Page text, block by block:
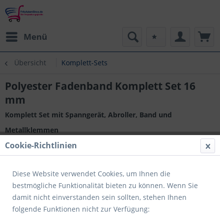
Menü
Übersicht Komplett-Sets
Polyester Fadenband Komplett Set 16
mm
Komplett Set mit Spanngerät, Abroller, Band und
Metallklemmen
Cookie-Richtlinien
Diese Website verwendet Cookies, um Ihnen die
bestmögliche Funktionalität bieten zu können. Wenn Sie
damit nicht einverstanden sein sollten, stehen Ihnen
folgende Funktionen nicht zur Verfügung: